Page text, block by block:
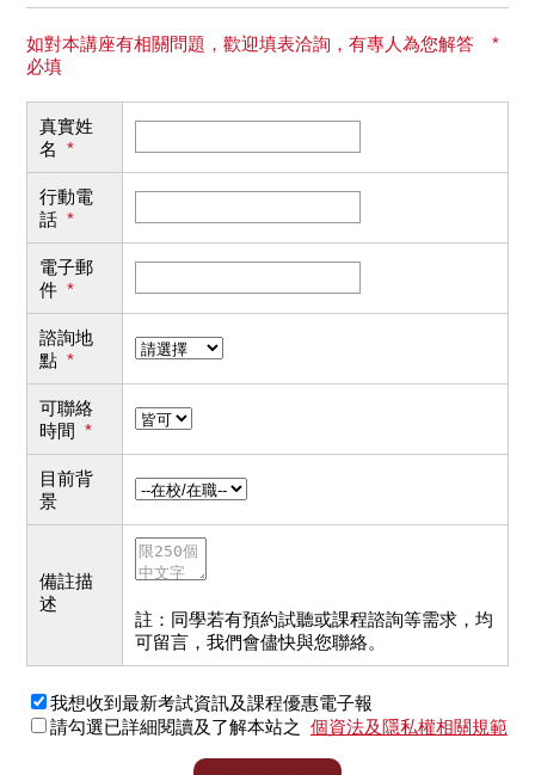
如對本講座有相關問題，歡迎填表洽詢，有專人為您解答 *
必填
真實姓
名 *
行動電
話 *
電子郵
件 *
諮詢地
點 *
可聯絡
時間 *
目前背
景
備註描
述
註：同學若有預約試聽或課程諮詢等需求，均
可留言，我們會儘快與您聯絡。
我想收到最新考試資訊及課程優惠電子報
請勾選已詳細閱讀及了解本站之 個資法及隱私權相關規範